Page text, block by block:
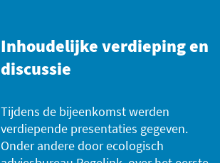
Inhoudelijke verdieping en
discussie
Tijdens de bijeenkomst werden
verdiepende presentaties gegeven.
Onder andere door ecologisch